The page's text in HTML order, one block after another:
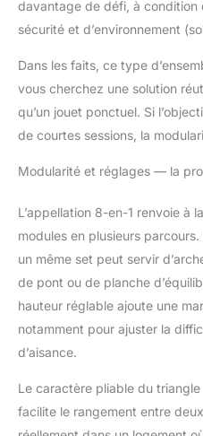
davantage de défi, à condition
sécurité et d’environnement
Dans les faits, ce type
vous cherchez une solution
qu’un jouet ponctuel. Si
de courtes sessions, la
Modularité et réglages — la
L’appellation 8-en-1 renvoie à
modules en plusieurs
un même set peut servir
de pont ou de planche
hauteur réglable ajoute une
notamment pour ajuster la
d’aisance.
Le caractère pliable du
facilite le rangement entre